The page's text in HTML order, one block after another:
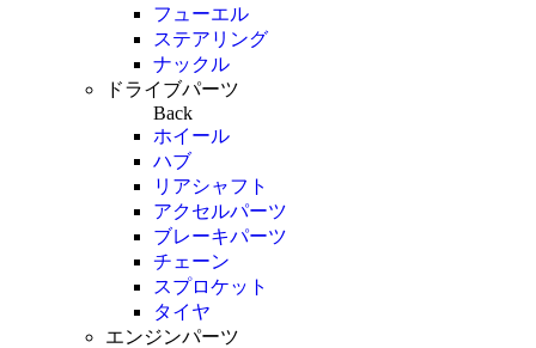
フューエル
ステアリング
ナックル
ドライブパーツ
Back
ホイール
ハブ
リアシャフト
アクセルパーツ
ブレーキパーツ
チェーン
スプロケット
タイヤ
エンジンパーツ